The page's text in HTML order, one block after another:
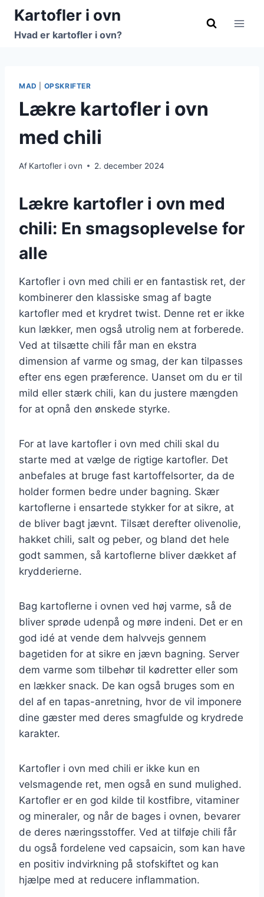
Fortsæt
indhold
Kartofler i ovn
Hvad er kartofler i ovn?
MAD OPSKRIFTER
Lækre kartofler i ovn
med chili
Af Kartofler i ovn 2. december 2024
Lækre kartofler i ovn med
chili: En smagsoplevelse for
alle
Kartofler i ovn med chili er en fantastisk ret, der
kombinerer den klassiske smag af bagte
kartofler med et krydret twist. Denne ret er ikke
kun lækker, men også utrolig nem at forberede.
Ved at tilsætte chili får man en ekstra
dimension af varme og smag, der kan tilpasses
efter ens egen præference. Uanset om du er til
mild eller stærk chili, kan du justere mængden
for at opnå den ønskede styrke.
For at lave kartofler i ovn med chili skal du
starte med at vælge de rigtige kartofler. Det
anbefales at bruge fast kartoffelsorter, da de
holder formen bedre under bagning. Skær
kartoflerne i ensartede stykker for at sikre, at
de bliver bagt jævnt. Tilsæt derefter olivenolie,
hakket chili, salt og peber, og bland det hele
godt sammen, så kartoflerne bliver dækket af
krydderierne.
Bag kartoflerne i ovnen ved høj varme, så de
bliver sprøde udenpå og møre indeni. Det er en
god idé at vende dem halvvejs gennem
bagetiden for at sikre en jævn bagning. Server
dem varme som tilbehør til kødretter eller som
en lækker snack. De kan også bruges som en
del af en tapas-anretning, hvor de vil imponere
dine gæster med deres smagfulde og krydrede
karakter.
Kartofler i ovn med chili er ikke kun en
velsmagende ret, men også en sund mulighed.
Kartofler er en god kilde til kostfibre, vitaminer
og mineraler, og når de bages i ovnen, bevarer
de deres næringsstoffer. Ved at tilføje chili får
du også fordelene ved capsaicin, som kan have
en positiv indvirkning på stofskiftet og kan
hjælpe med at reducere inflammation.